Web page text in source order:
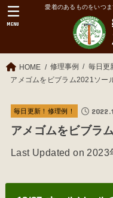
愛着のあるものをいつ
MENU
HOME 修理事例
毎日更
アメゴムをビブラム2021ソー
毎日更新！修理例！
アメゴムをビブラ
Last Updated on 2023